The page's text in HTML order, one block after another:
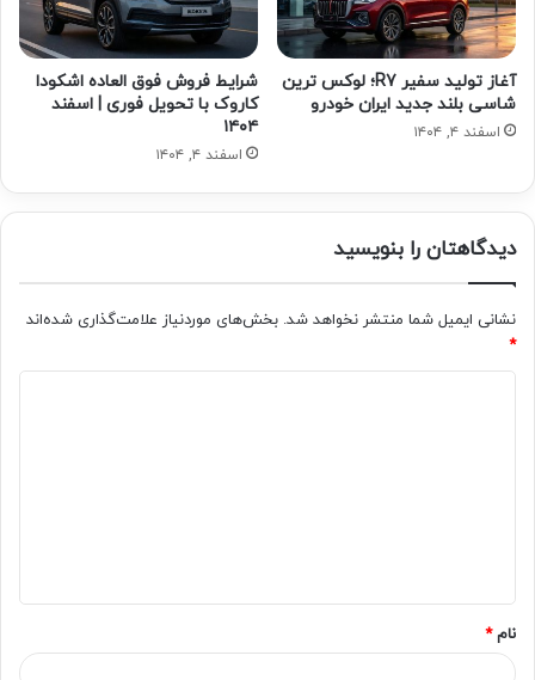
آغاز تولید سفیر R7؛ لوکس ترین
شاسی بلند جدید ایران خودرو
اسفند ۴, ۱۴۰۴
شرایط فروش فوق العاده اشکودا
کاروک با تحویل فوری | اسفند
۱۴۰۴
اسفند ۴, ۱۴۰۴
دیدگاهتان را بنویسید
نشانی ایمیل شما منتشر نخواهد شد. بخش‌های موردنیاز علامت‌گذاری شده‌اند
*
*
نام*